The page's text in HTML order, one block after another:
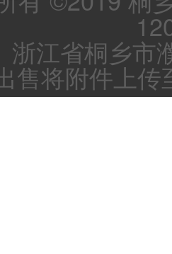
浙江省桐乡市
售将附件上传